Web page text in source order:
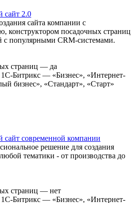
сайт 2.0
сайта компании с
конструктором посадочных страниц
с популярными CRM-системами.
страниц — да
Битрикс — «Бизнес», «Интернет-
бизнес», «Стандарт», «Старт»
современной компании
решение для создания
тематики - от производства до
страниц — нет
Битрикс — «Бизнес», «Интернет-